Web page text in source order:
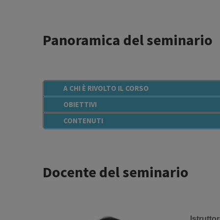
Panoramica del seminario
A CHI È RIVOLTO IL CORSO
OBIETTIVI
CONTENUTI
Docente del seminario